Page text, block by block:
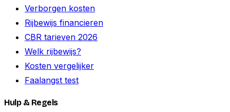
Verborgen kosten
Rijbewijs financieren
CBR tarieven 2026
Welk rijbewijs?
Kosten vergelijker
Faalangst test
Hulp & Regels